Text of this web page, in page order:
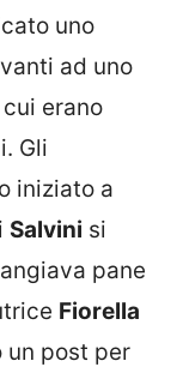
uno
ad uno
erano
Gli
iniziato a
Salvini si
pane
Fiorella
un post per